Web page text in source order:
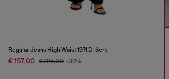
Regular Jeans High Waist 1971 D-Sent
€ 157,00 € 225,00 -30%